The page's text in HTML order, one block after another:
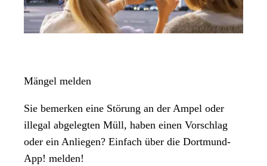
Mängel melden
Sie bemerken eine Störung an der Ampel oder
illegal abgelegten Müll, haben einen Vorschlag
oder ein Anliegen? Einfach über die Dortmund-
App! melden!